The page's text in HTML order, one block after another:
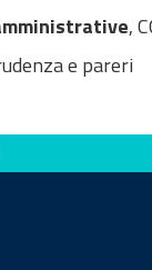
,
e pareri